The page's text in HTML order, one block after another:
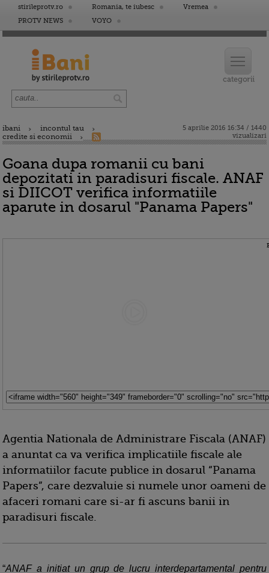
stirileprotv.ro Romania, te iubesc
Vremea
PROTV NEWS
VOYO
ibani
incontul tau
credite si economii
5 aprilie 2016 16:34 / 1440
vizualizari
Goana dupa romanii cu bani
depozitati in paradisuri fiscale. ANAF
si DIICOT verifica informatiile
aparute in dosarul "Panama Papers"
Agentia Nationala de Administrare Fiscala (ANAF)
a anuntat ca va verifica implicatiile fiscale ale
informatiilor facute publice in dosarul “Panama
Papers”, care dezvaluie si numele unor oameni de
afaceri romani care si-ar fi ascuns banii in
paradisuri fiscale.
“ANAF a initiat un grup de lucru interdepartamental pentru